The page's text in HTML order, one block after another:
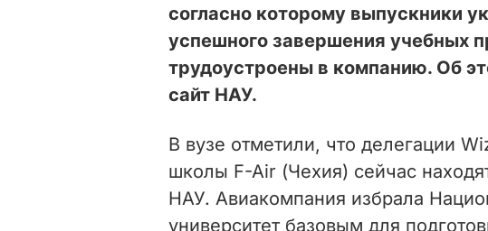
согласно которому выпускники
успешного завершения учебных
трудоустроены в компанию. Об
сайт НАУ.
В вузе отметили, что делегации
школы F-Air (Чехия) сейчас
НАУ. Авиакомпания избрала
университет базовым для